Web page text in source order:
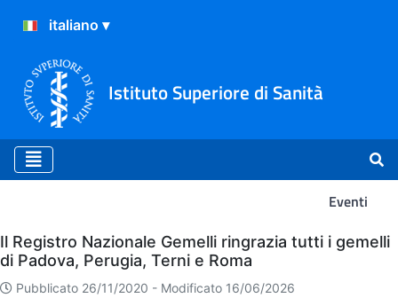
Istituto Superiore di Sanità
Eventi
Eventi
Il Registro Nazionale Gemelli ringrazia tutti i gemelli
di Padova, Perugia, Terni e Roma
Pubblicato 26/11/2020 - Modificato 16/06/2026